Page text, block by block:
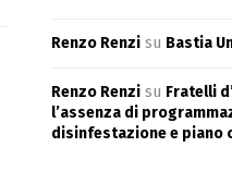
Renzo Renzi su Bastia
Renzo Renzi su Fratelli
l’assenza di
disinfestazione e piano